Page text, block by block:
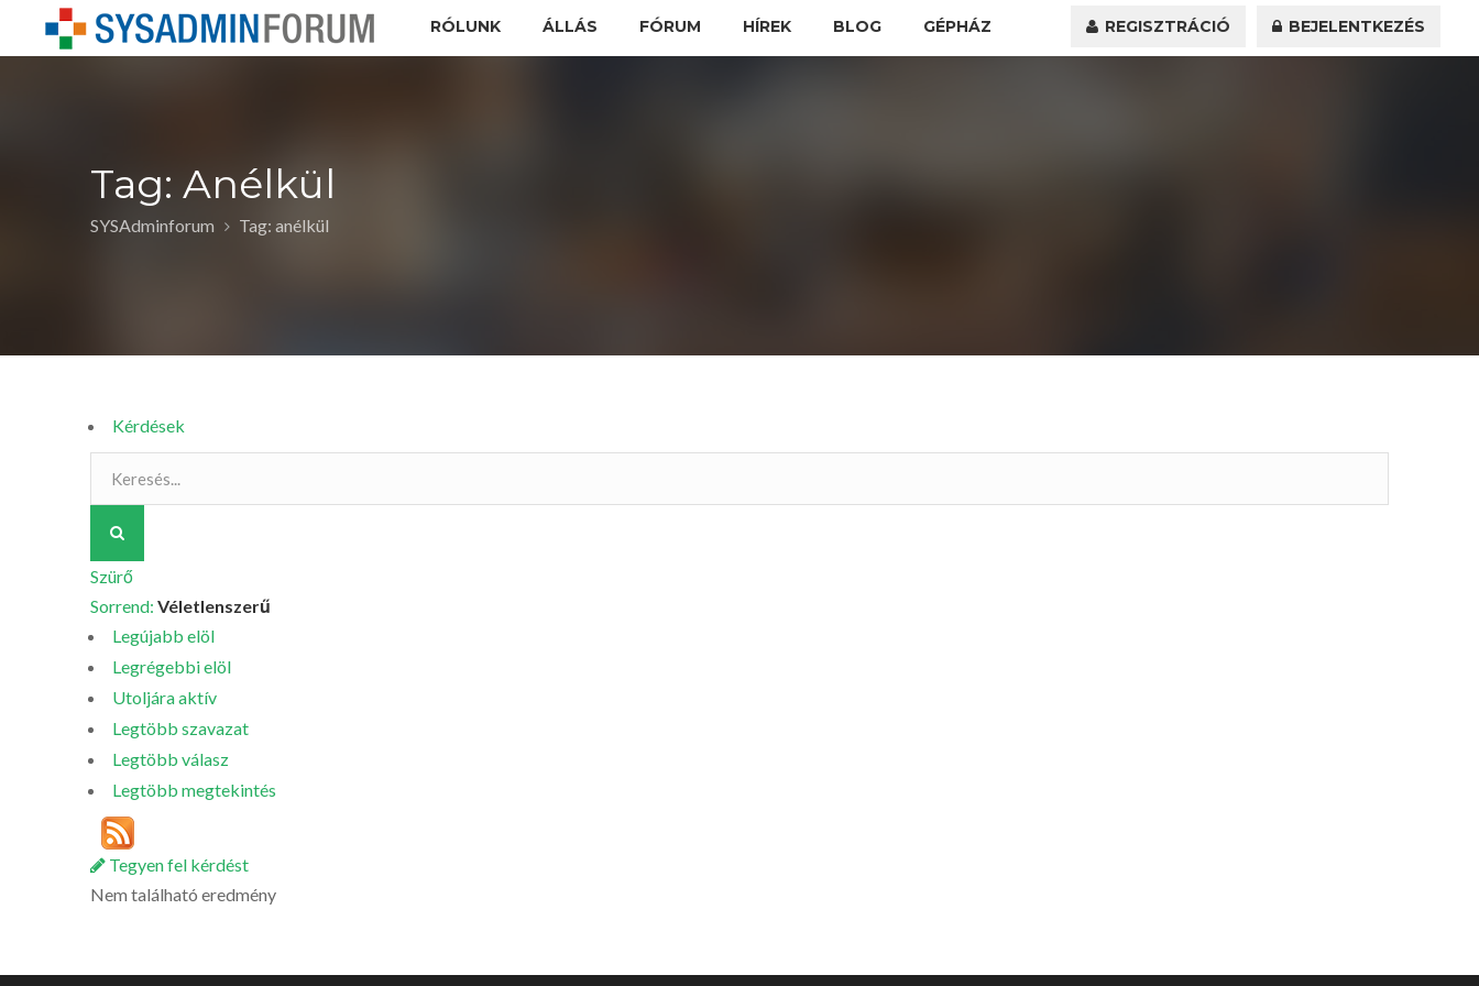
RÓLUNK ÁLLÁS FÓRUM HÍREK BLOG GÉPHÁZ REGISZTRÁCIÓ BEJELENTKEZÉS
Tag: Anélkül
SYSAdminforum Tag: anélkül
Kérdések
Szürő
Sorrend: Véletlenszerű
Legújabb elöl
Legrégebbi elöl
Utoljára aktív
Legtöbb szavazat
Legtöbb válasz
Legtöbb megtekintés
Tegyen fel kérdést
Nem található eredmény